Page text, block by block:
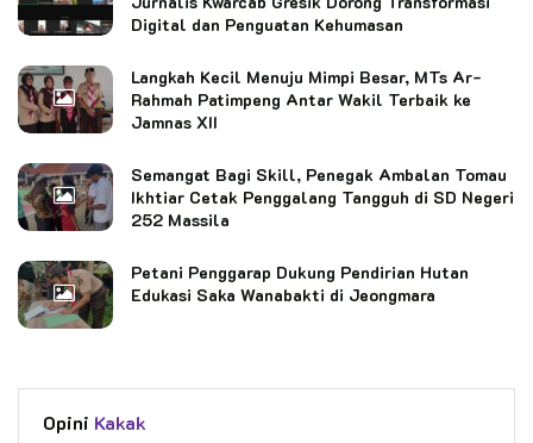
Digital dan Penguatan Kehumasan
Langkah Kecil Menuju Mimpi Besar, MTs Ar-
Rahmah Patimpeng Antar Wakil Terbaik ke
Jamnas XII
Semangat Bagi Skill, Penegak Ambalan Tomau
Ikhtiar Cetak Penggalang Tangguh di SD Negeri
252 Massila
Petani Penggarap Dukung Pendirian Hutan
Edukasi Saka Wanabakti di Jeongmara
Opini Kakak